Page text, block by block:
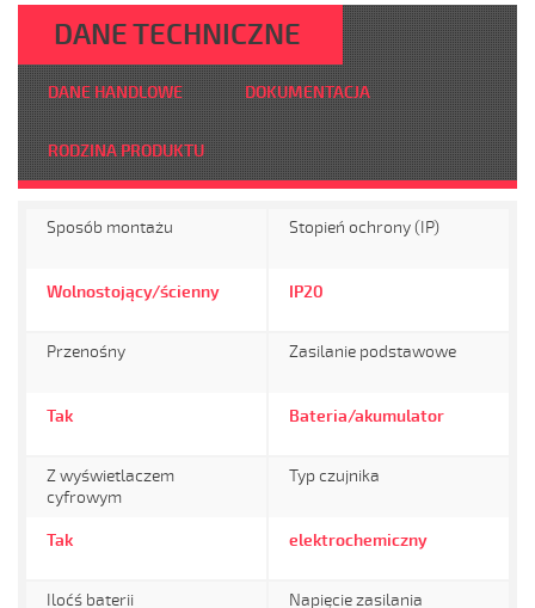
DANE TECHNICZNE
DANE HANDLOWE DOKUMENTACJA
RODZINA PRODUKTU
Sposób montażu
Wolnostojący/ścienny
Stopień ochrony (IP)
IP20
Przenośny
Tak
Zasilanie podstawowe
Bateria/akumulator
Z wyświetlaczem
cyfrowym
Tak
Typ czujnika
elektrochemiczny
Iloćś baterii Napięcie zasilania